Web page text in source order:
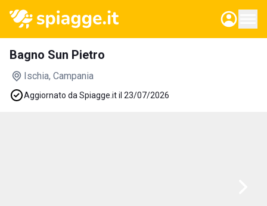
Bagno Sun Pietro
Ischia, Campania
Aggiornato da Spiagge.it il 23/07/2026